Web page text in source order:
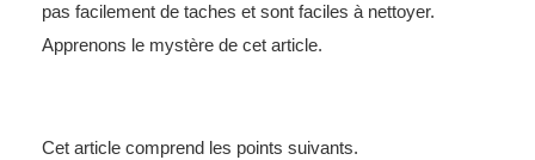
pas facilement de taches et sont faciles à nettoyer.
Apprenons le mystère de cet article.
Cet article comprend les points suivants.